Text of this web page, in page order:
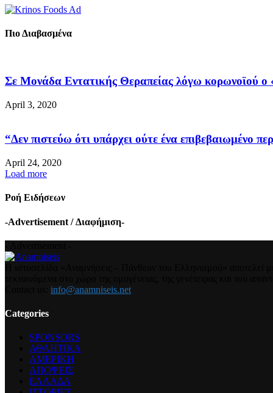
Πιο Διαβασμένα
Σε Μονάδα Εντατικής Θεραπείας λόγω κορωνοϊού ο
April 3, 2020
“Δεν πιστεύω ότι υπάρχει ούτε ένα επιβεβαιωμένο
April 24, 2020
Load more
Ροή Ειδήσεων
-Advertisement / Διαφήμιση-
info@anamniseis.net
Categories
SPONSORS
ΑΘΛΗΤΙΚΑ
ΑΜΕΡΙΚΗ
ΑΠΟΨΕΙΣ
ΕΛΛΑΔΑ